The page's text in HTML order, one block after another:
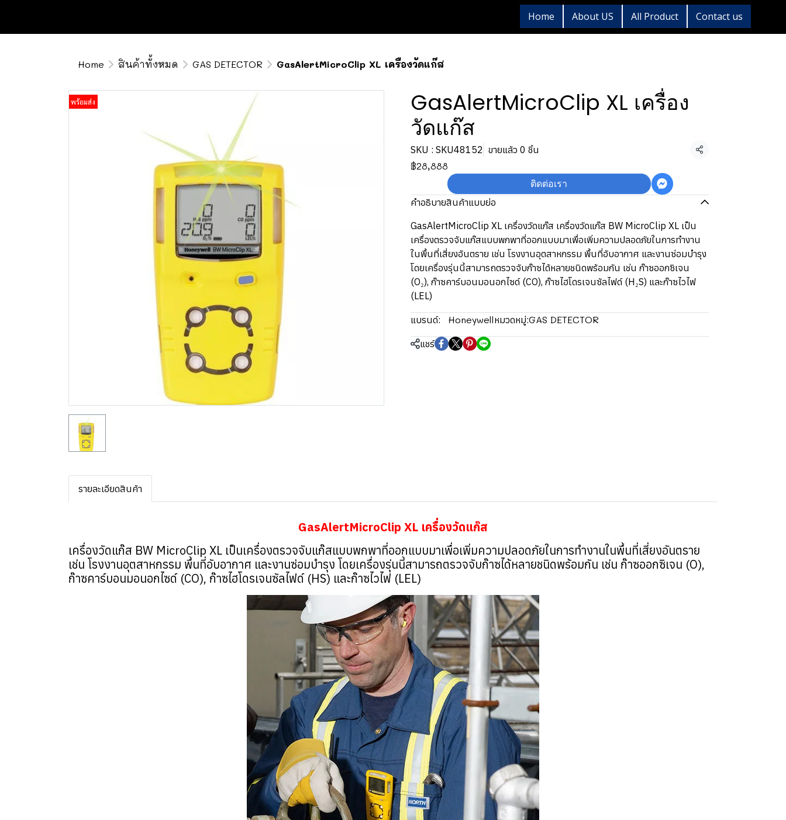
Home About US All Product Contact us
Home สินค้าทั้งหมด GAS DETECTOR GasAlertMicroClip XL เครื่องวัดแก๊ส
พร้อมส่ง
GasAlertMicroClip XL เครื่อง
วัดแก๊ส
SKU : SKU48152 ขายแล้ว 0 ชิ้น แชร์
฿28,888
ติดต่อเรา
คำอธิบายสินค้าแบบย่อ
GasAlertMicroClip XL เครื่องวัดแก๊ส เครื่องวัดแก๊ส BW MicroClip XL เป็น
เครื่องตรวจจับแก๊สแบบพกพาที่ออกแบบมาเพื่อเพิ่มความปลอดภัยในการทำงาน
ในพื้นที่เสี่ยงอันตราย เช่น โรงงานอุตสาหกรรม พื้นที่อับอากาศ และงานซ่อมบำรุง
โดยเครื่องรุ่นนี้สามารถตรวจจับก๊าซได้หลายชนิดพร้อมกัน เช่น ก๊าซออกซิเจน
(O₂), ก๊าซคาร์บอนมอนอกไซด์ (CO), ก๊าซไฮโดรเจนซัลไฟด์ (H₂S) และก๊าซไวไฟ
(LEL)
แบรนด์: Honeywellหมวดหมู่:GAS DETECTOR
แชร์
รายละเอียดสินค้า
GasAlertMicroClip XL เครื่องวัดแก๊ส
เครื่องวัดแก๊ส BW MicroClip XL เป็นเครื่องตรวจจับแก๊สแบบพกพาที่ออกแบบมาเพื่อเพิ่มความปลอดภัยในการทำงานในพื้นที่เสี่ยงอันตราย
เช่น โรงงานอุตสาหกรรม พื้นที่อับอากาศ และงานซ่อมบำรุง โดยเครื่องรุ่นนี้สามารถตรวจจับก๊าซได้หลายชนิดพร้อมกัน เช่น ก๊าซออกซิเจน (O),
ก๊าซคาร์บอนมอนอกไซด์ (CO), ก๊าซไฮโดรเจนซัลไฟด์ (HS) และก๊าซไวไฟ (LEL)